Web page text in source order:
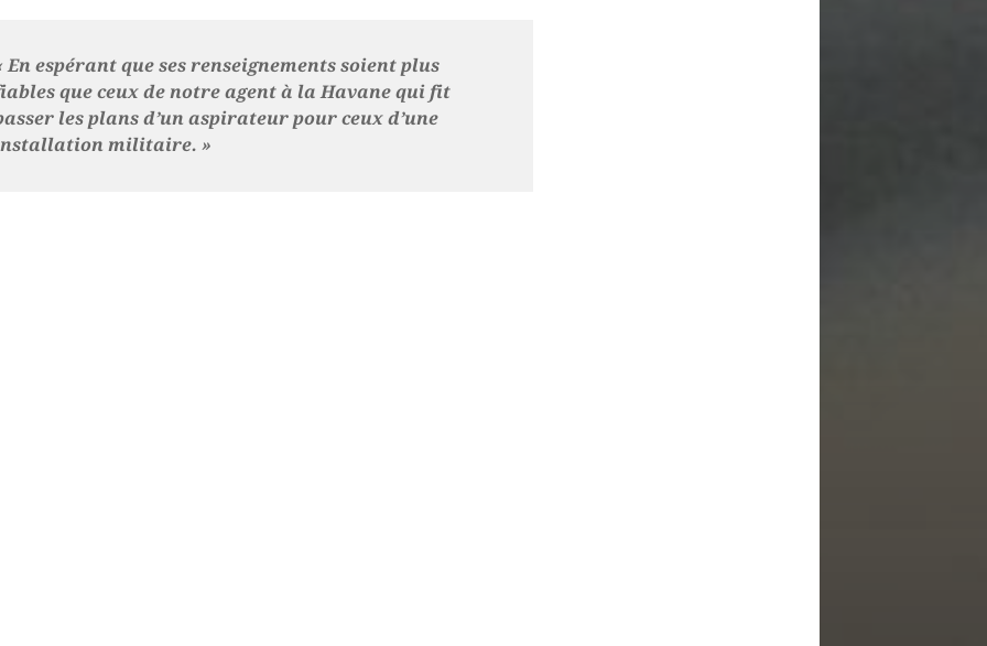
En espérant que ses renseignements soient plus
que ceux de notre agent à la Havane qui fit
les plans d’un aspirateur pour ceux d’une
militaire. »